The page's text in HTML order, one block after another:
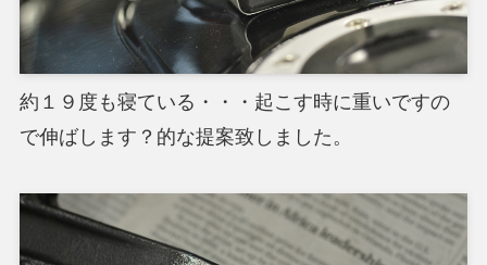
約１９度も寝ている・・・起こす時に重いですの
で伸ばします？的な提案致しました。